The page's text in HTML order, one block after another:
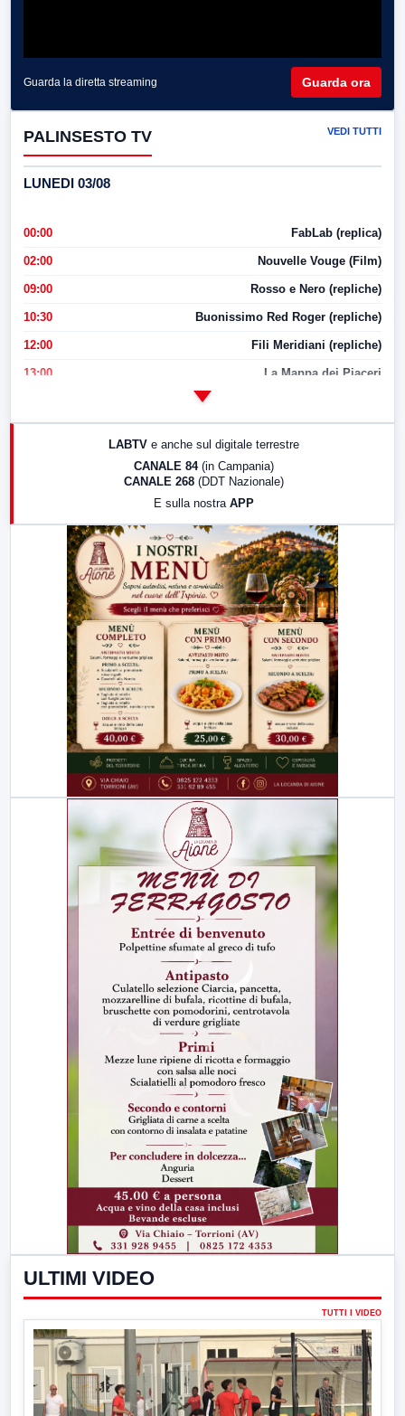
Guarda la diretta streaming Guarda ora
PALINSESTO TV VEDI TUTTI
LUNEDI 03/08
00:00 FabLab (replica)
02:00 Nouvelle Vouge (Film)
09:00 Rosso e Nero (repliche)
10:30 Buonissimo Red Roger (repliche)
12:00 Fili Meridiani (repliche)
13:00 La Mappa dei Piaceri
LabNews (replica)
LABTV e anche sul digitale terrestre
CANALE 84 (in Campania)
CANALE 268 (DDT Nazionale)
E sulla nostra APP
ULTIMI VIDEO
TUTTI I VIDEO